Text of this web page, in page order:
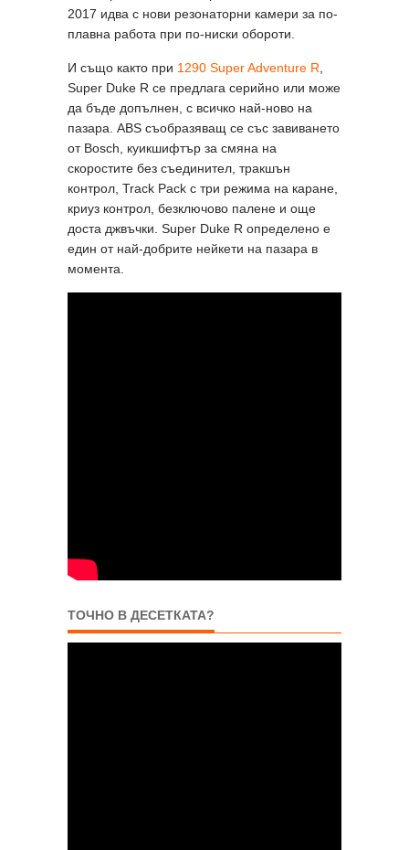
2017 идва с нови резонаторни камери за по-
плавна работа при по-ниски обороти.
И също както при 1290 Super Adventure R
Super Duke R се предлага серийно или може
да бъде допълнен, с всичко най-ново на
пазара. ABS съобразяващ се със завиването
от Bosch, куикшифтър за смяна на
скоростите без съединител, тракшън
контрол, Track Pack с три режима на каране,
криуз контрол, безключово палене и още
доста джвъчки. Super Duke R определено е
един от най-добрите нейкети на пазара в
момента.
ТОЧНО В ДЕСЕТКАТА?